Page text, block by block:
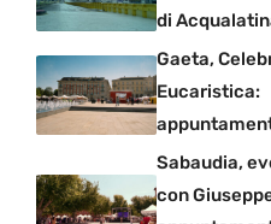
di
Gaeta,
Eucaristica:
Sabaudia,
con